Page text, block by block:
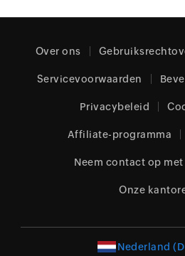
Over ons
Servicevoorwaarden
Privacybeleid
Affiliate-programma
Neem contact op
Onze
Nederland